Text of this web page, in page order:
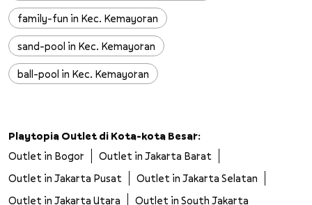
family-fun in Kec. Kemayoran
sand-pool in Kec. Kemayoran
ball-pool in Kec. Kemayoran
wall-climbing in Kec. Kemayoran
trampoline in Kec. Kemayoran
safe-playground in Kec. Kemayoran
Playtopia Outlet di Kota-kota Besar:
Outlet in Bogor
Outlet in Jakarta Barat
Outlet in Jakarta Pusat
Outlet in Jakarta Selatan
Outlet in Jakarta Utara
Outlet in South Jakarta